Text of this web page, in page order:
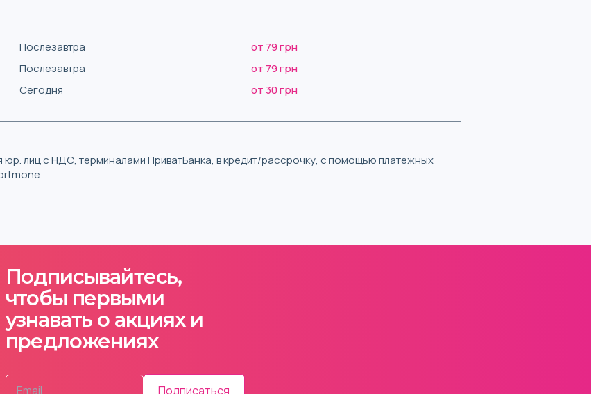
Послезавтра
от 79 грн
Послезавтра
от 79 грн
Сегодня от 30 грн
лиц с НДС, терминалами ПриватБанка, в кредит/рассрочку, с помощью платежных
Подписывайтесь,
чтобы первыми
узнавать о акциях и
предложениях
Подписаться